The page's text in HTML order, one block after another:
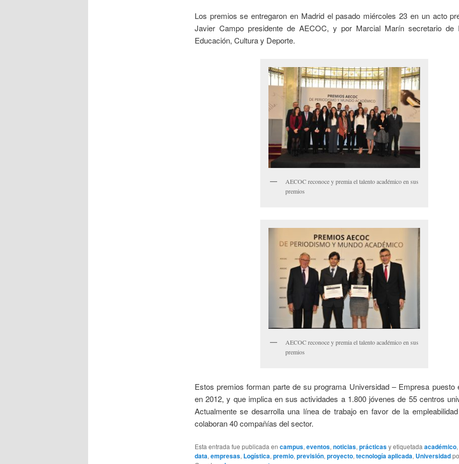
Los premios se entregaron en Madrid el pasado miércoles 23 en un acto
Javier Campo presidente de AECOC, y por Marcial Marín secretario de
Educación, Cultura y Deporte.
AECOC reconoce y premia el talento académico en sus
premios
AECOC reconoce y premia el talento académico en sus
premios
Estos premios forman parte de su programa Universidad – Empresa puesto
en 2012, y que implica en sus actividades a 1.800 jóvenes de 55 centros
Actualmente se desarrolla una línea de trabajo en favor de la
colaboran 40 compañías del sector.
Esta entrada fue publicada en campus, eventos, noticias, prácticasy etiquetada académico,
data, empresas, Logística, premio, previsión, proyecto, tecnología aplicada, Universidad